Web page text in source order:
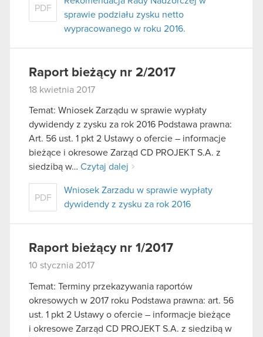
PDF
sprawie podziału zysku netto
wypracowanego w roku 2016.
Raport bieżący nr 2/2017
18 kwietnia 2017
Temat: Wniosek Zarządu w sprawie wypłaty
dywidendy z zysku za rok 2016 Podstawa prawna:
Art. 56 ust. 1 pkt 2 Ustawy o ofercie – informacje
bieżące i okresowe Zarząd CD PROJEKT S.A. z
siedzibą w… Czytaj dalej
PDF
Wniosek Zarzadu w sprawie wypłaty
dywidendy z zysku za rok 2016
Raport bieżący nr 1/2017
10 stycznia 2017
Temat: Terminy przekazywania raportów
okresowych w 2017 roku Podstawa prawna: art. 56
ust. 1 pkt 2 Ustawy o ofercie – informacje bieżące
i okresowe Zarząd CD PROJEKT S.A. z siedzibą w